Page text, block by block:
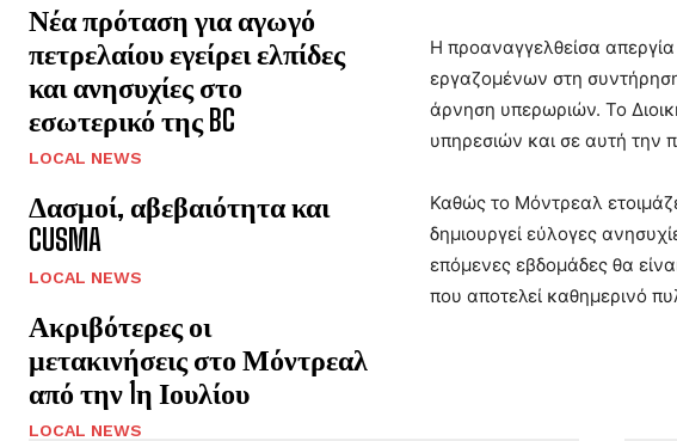
Νέα πρόταση για αγωγό
πετρελαίου εγείρει ελπίδες
και ανησυχίες στο
εσωτερικό της BC
LOCAL NEWS
Δασμοί, αβεβαιότητα και
CUSMA
LOCAL NEWS
Ακριβότερες οι
μετακινήσεις στο Μόντρεαλ
από την 1η Ιουλίου
LOCAL NEWS
Η προαναγγελθείσα
εργαζομένων στη συντήρηση
άρνηση υπερωριών. Το
υπηρεσιών και σε αυτή την
Καθώς το Μόντρεαλ
δημιουργεί εύλογες
επόμενες εβδομάδες θα
που αποτελεί καθημερινό